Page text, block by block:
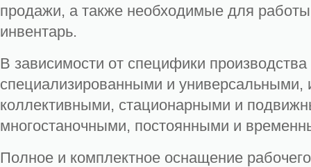
продажи, а также необходимые для
инвентарь.
В зависимости от специфики
специализированными и
коллективными, стационарными и
многостаночными, постоянными и
Полное и комплектное оснащение